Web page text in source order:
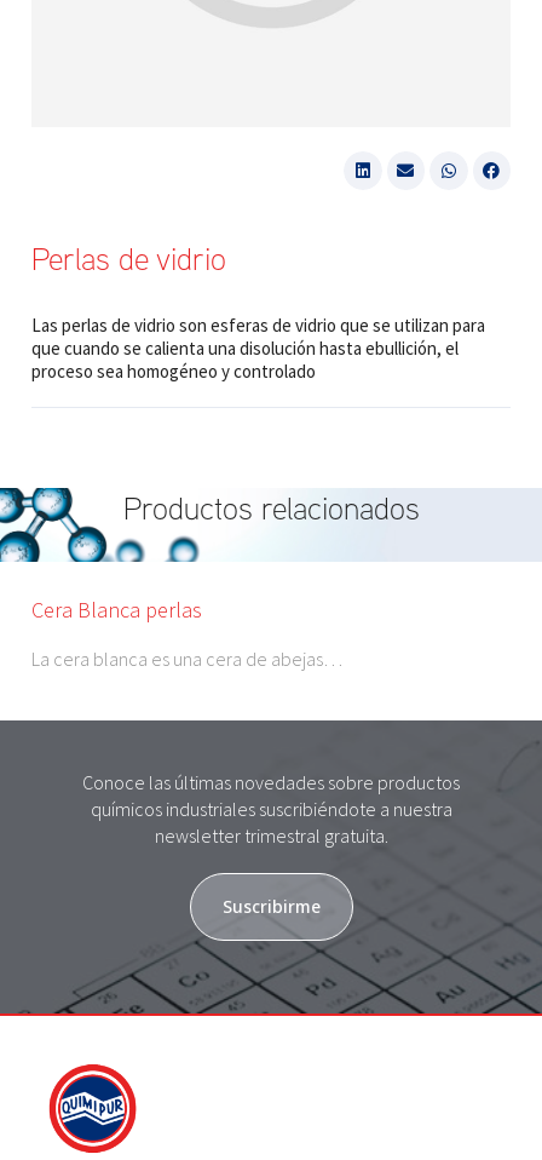
Perlas de vidrio
Las perlas de vidrio son esferas de vidrio que se utilizan para
que cuando se calienta una disolución hasta ebullición, el
proceso sea homogéneo y controlado
Productos relacionados
Cera Blanca perlas
La cera blanca es una cera de abejas…
Conoce las últimas novedades sobre productos
químicos industriales suscribiéndote a nuestra
newsletter trimestral gratuita.
Suscribirme